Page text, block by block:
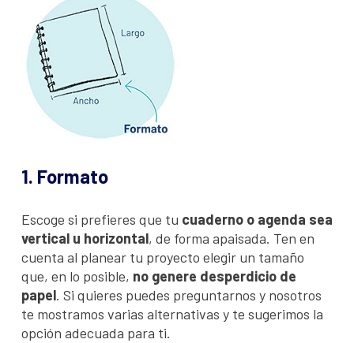
1. Formato
Escoge si prefieres que tu cuaderno o agenda sea
vertical u horizontal, de forma apaisada. Ten en
cuenta al planear tu proyecto elegir un tamaño
que, en lo posible, no genere desperdicio de
papel. Si quieres puedes preguntarnos y nosotros
te mostramos varias alternativas y te sugerimos la
opción adecuada para ti.